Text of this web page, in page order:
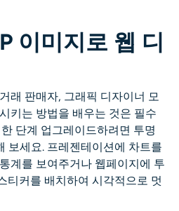
이미지로 웹 디
래 판매자, 그래픽 디자이너 모
키는 방법을 배우는 것은 필수
단계 업그레이드하려면 투명
보세요. 프레젠테이션에 차트를
계를 보여주거나 웹페이지에 투
티커를 배치하여 시각적으로 멋